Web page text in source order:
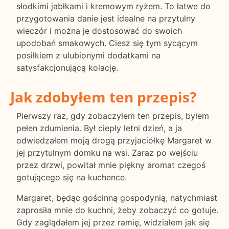
słodkimi jabłkami i kremowym ryżem. To łatwe do
przygotowania danie jest idealne na przytulny
wieczór i można je dostosować do swoich
upodobań smakowych. Ciesz się tym sycącym
posiłkiem z ulubionymi dodatkami na
satysfakcjonującą kolację.
Jak zdobyłem ten przepis?
Pierwszy raz, gdy zobaczyłem ten przepis, byłem
pełen zdumienia. Był ciepły letni dzień, a ja
odwiedzałem moją drogą przyjaciółkę Margaret w
jej przytulnym domku na wsi. Zaraz po wejściu
przez drzwi, powitał mnie piękny aromat czegoś
gotującego się na kuchence.
Margaret, będąc gościnną gospodynią, natychmiast
zaprosiła mnie do kuchni, żeby zobaczyć co gotuje.
Gdy zaglądałem jej przez ramię, widziałem jak się